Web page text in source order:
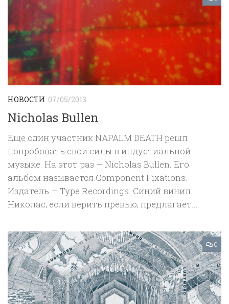
НОВОСТИ 07/05/2013
Nicholas Bullen
Еще один участник NAPALM DEATH решл
попробовать свои силы в индустиальной
музыке. На этот раз — Nicholas Bullen. Его
альбом называется Component Fixations.
Издатель — Type Recordings. Синий винил.
Николас, если верить превью, предлагает...
0